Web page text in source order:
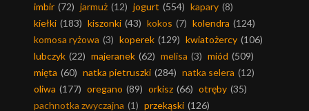
imbir (72) jarmuż (12) jogurt (554) kapary (8)
kiełki (183) kiszonki (43) kokos (7) kolendra (124)
komosa ryżowa (3) koperek (129) kwiatożercy (106)
lubczyk (22) majeranek (62) melisa (3) miód (509)
mięta (60) natka pietruszki (284) natka selera (12)
oliwa (177) oregano (89) orkisz (66) otręby (35)
pachnotka zwyczajna (1) przekąski (126)